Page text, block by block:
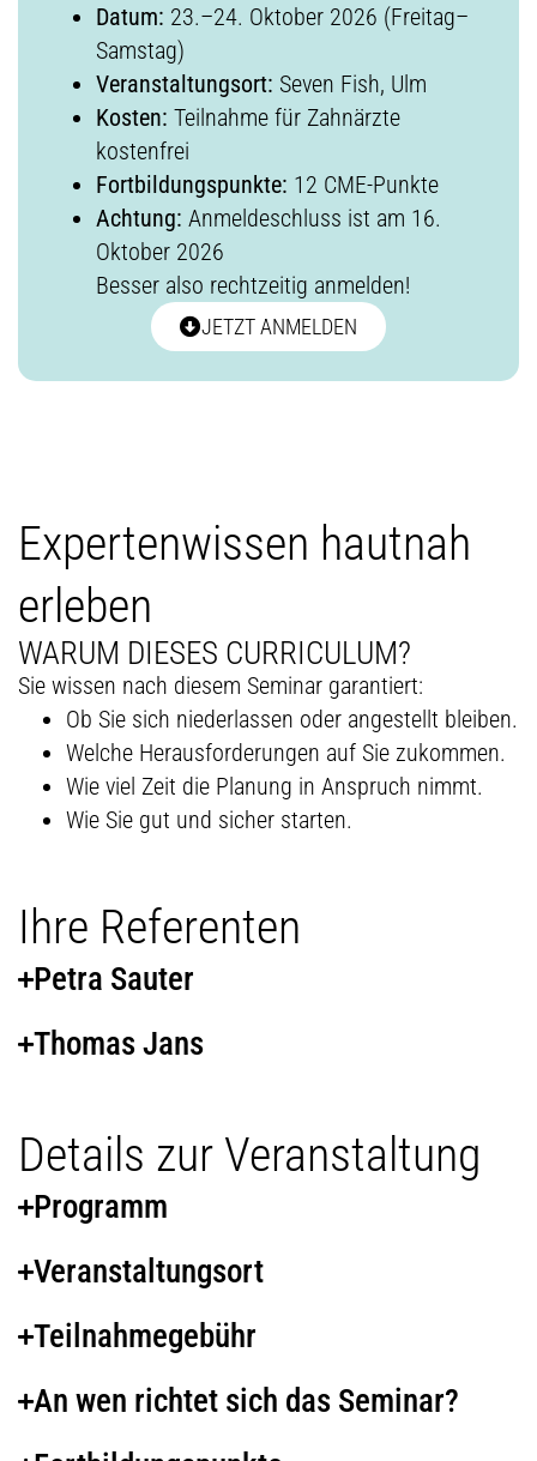
Datum: 23.–24. Oktober 2026 (Freitag–
Samstag)
Veranstaltungsort: Seven Fish, Ulm
Kosten: Teilnahme für Zahnärzte
kostenfrei
Fortbildungspunkte: 12 CME-Punkte
Achtung: Anmeldeschluss ist am 16.
Oktober 2026
Besser also rechtzeitig anmelden!
JETZT ANMELDEN
Expertenwissen hautnah
erleben
WARUM DIESES CURRICULUM?
Sie wissen nach diesem Seminar garantiert:
Ob Sie sich niederlassen oder angestellt bleiben.
Welche Herausforderungen auf Sie zukommen.
Wie viel Zeit die Planung in Anspruch nimmt.
Wie Sie gut und sicher starten.
Ihre Referenten
Petra Sauter
Thomas Jans
Details zur Veranstaltung
Programm
Veranstaltungsort
Teilnahmegebühr
An wen richtet sich das Seminar?